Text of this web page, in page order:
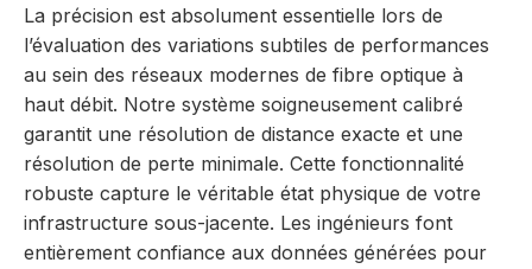
La précision est absolument essentielle lors de
l’évaluation des variations subtiles de performances
au sein des réseaux modernes de fibre optique à
haut débit. Notre système soigneusement calibré
garantit une résolution de distance exacte et une
résolution de perte minimale. Cette fonctionnalité
robuste capture le véritable état physique de votre
infrastructure sous-jacente. Les ingénieurs font
entièrement confiance aux données générées pour